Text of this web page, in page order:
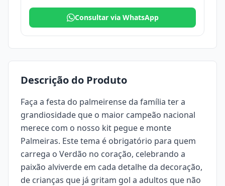
Consultar via WhatsApp
Descrição do Produto
Faça a festa do palmeirense da família ter a
grandiosidade que o maior campeão nacional
merece com o nosso kit pegue e monte
Palmeiras. Este tema é obrigatório para quem
carrega o Verdão no coração, celebrando a
paixão alviverde em cada detalhe da decoração,
de crianças que já gritam gol a adultos que não